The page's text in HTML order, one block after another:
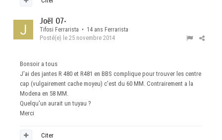
Joël 07•
Tifosi Ferrarista • 14 ans Ferrarista
Posté(e) le 25 novembre 2014
Bonsoir a tous
J'ai des jantes R 480 et R481 en BBS complique pour trouver les centre
cap (vulgairement cache moyeu) c'est du 60 MM. Contrairement a la
Modena en 58 MM.
Quelqu'un aurait un tuyau ?
Merci
Citer